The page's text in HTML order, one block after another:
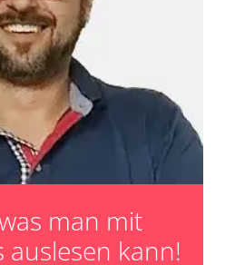
Motorisierung, Ausstattung
man mit
auslesen kann!